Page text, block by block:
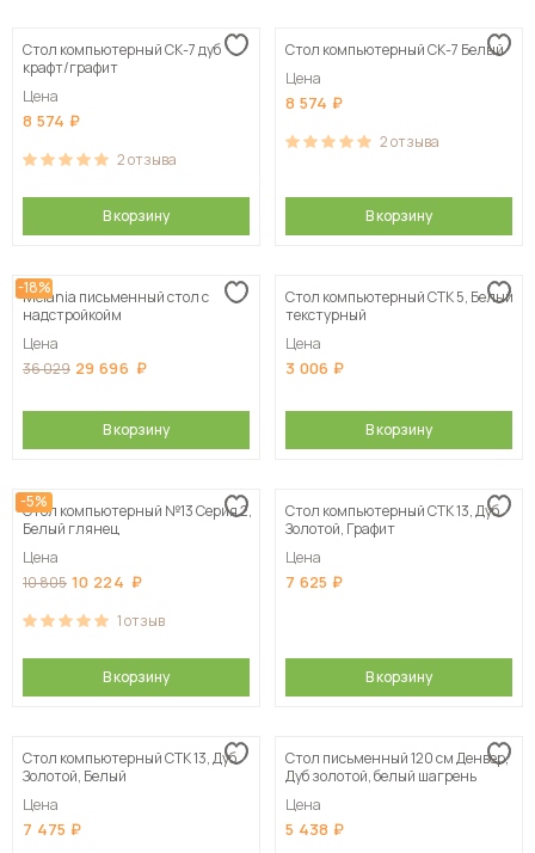
Стол компьютерный СК-7 дуб
крафт/графит
Цена
8 574
2отзыва
В корзину
Стол компьютерный СК-7 Белый
Цена
8 574
2отзыва
В корзину
-18%
Melania письменный стол с
надстройкойм
Цена
36 029 29 696
В корзину
Стол компьютерный СТК 5, Белый
текстурный
Цена
3 006
В корзину
-5%
Стол компьютерный №13 Серия 2,
Белый глянец
Цена
10 805 10 224
1отзыв
В корзину
Стол компьютерный СТК 13, Дуб
Золотой, Графит
Цена
7 625
В корзину
Стол компьютерный СТК 13, Дуб
Золотой, Белый
Цена
7 475
Стол письменный 120 см Денвер,
Дуб золотой, белый шагрень
Цена
5 438